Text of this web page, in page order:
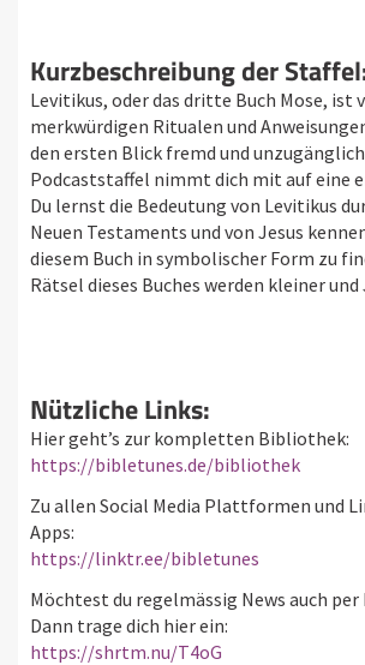
Kurzbeschreibung der
Levitikus, oder das dritte Buch Mose, ist
merkwürdigen Ritualen und
den ersten Blick fremd und
Podcaststaffel nimmt dich mit auf eine
Du lernst die Bedeutung von Levitikus
Neuen Testaments und von Jesus
diesem Buch in symbolischer Form zu
Rätsel dieses Buches werden kleiner
Nützliche Links:
Hier geht’s zur kompletten Bibliothek:
https://bibletunes.de/bibliothek
Zu allen Social Media Plattformen und
Apps:
https://linktr.ee/bibletunes
Möchtest du regelmässig News auch
Dann trage dich hier ein:
https://shrtm.nu/T4oG